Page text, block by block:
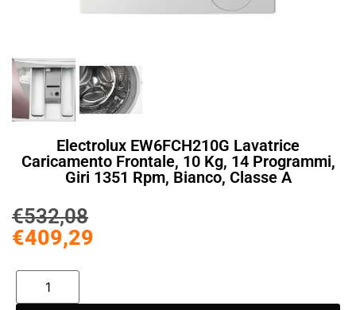
Electrolux EW6FCH210G Lavatrice
Caricamento Frontale, 10 Kg, 14 Programmi,
Giri 1351 Rpm, Bianco, Classe A
€532,08
€409,29